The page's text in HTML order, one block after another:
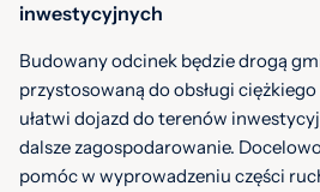
inwestycyjnych
Budowany odcinek będzie drogą
przystosowaną do obsługi
ułatwi dojazd do terenów
dalsze zagospodarowanie.
pomóc w wyprowadzeniu części